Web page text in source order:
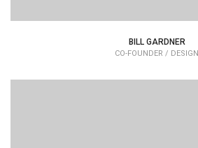
BILL GARDNER
CO-FOUNDER / DESIGN